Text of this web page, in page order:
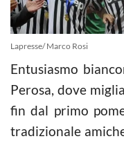
Lapresse/ Marco Rosi
Entusiasmo
Perosa, dove
fin dal primo
tradizionale